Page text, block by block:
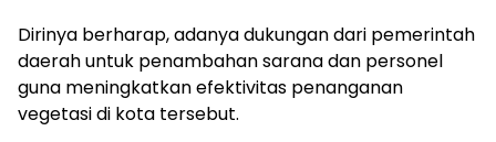
Dirinya berharap, adanya dukungan dari pemerintah
daerah untuk penambahan sarana dan personel
guna meningkatkan efektivitas penanganan
vegetasi di kota tersebut.